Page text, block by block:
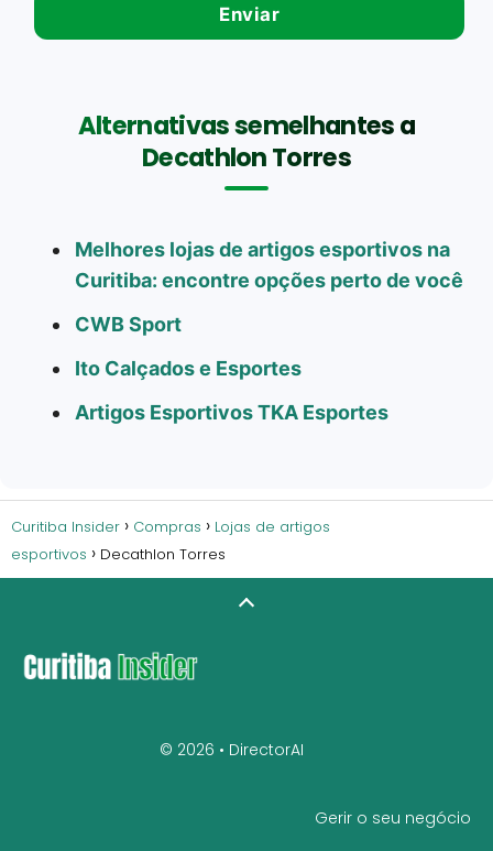
Alternativas semelhantes a
Decathlon Torres
Melhores lojas de artigos esportivos na
Curitiba: encontre opções perto de você
CWB Sport
Ito Calçados e Esportes
Artigos Esportivos TKA Esportes
Curitiba Insider Compras
Lojas de artigos
esportivos
Decathlon Torres
© 2026 • DirectorAI
Gerir o seu negócio